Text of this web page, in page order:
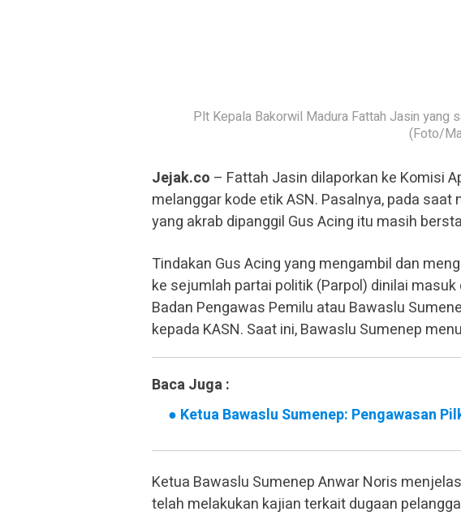
Plt Kepala Bakorwil Madura Fattah Jasin yang
(Foto/
Jejak.co – Fattah Jasin dilaporkan ke Komisi
melanggar kode etik ASN. Pasalnya, pada
yang akrab dipanggil Gus Acing itu masih
Tindakan Gus Acing yang mengambil dan
ke sejumlah partai politik (Parpol) dinilai
Badan Pengawas Pemilu atau Bawaslu
kepada KASN. Saat ini, Bawaslu Sumenep
Baca Juga :
● Ketua Bawaslu Sumenep: Pengawasan
Ketua Bawaslu Sumenep Anwar Noris
telah melakukan kajian terkait dugaan